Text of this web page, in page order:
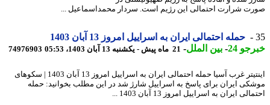
شرارت احتمالی این رژیم است. سردار محمداسماعیل ...
حمله احتمالی ایران به اسراییل امروز 13 آبان 1403
24
-بین الملل-21 ماه پیش - یکشنبه 13 آبان 1403، 05:53 74976903
اینتیتر غرب آسیا حمله احتمالی ایران به اسراییل امروز 13 آبان 1403 | سکوهای
ایران برای پاسخ به اسراییل شارژ شد در این مطلب بخوانید: حمله
ایران به اسراییل امروز 13 آبان 1403 ...